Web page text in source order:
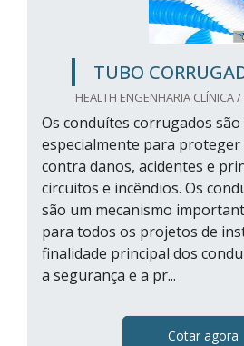
TUBO
HEALTH ENGENHARIA CLÍNICA
Os conduítes corrugados
especialmente para proteger
contra danos, acidentes e
circuitos e incêndios. Os
são um mecanismo
para todos os projetos de
finalidade principal dos
a segurança e a pr...
Cotar agora